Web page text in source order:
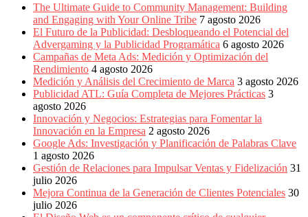
Creatividad,
SEM,
Press,
RRPP,
Spots,
Comerciales,
Periodismo,
Revistas,
Magazines
BTL,
Periódicos
Producción
The Ultimate Guide to Community Management: Building
and Engaging with Your Online Tribe 7 agosto 2026
El Futuro de la Publicidad: Desbloqueando el Potencial del
Advergaming y la Publicidad Programática 6 agosto 2026
Campañas de Meta Ads: Medición y Optimización del
Rendimiento 4 agosto 2026
Medición y Análisis del Crecimiento de Marca 3 agosto 2026
Publicidad ATL: Guía Completa de Mejores Prácticas 3
agosto 2026
Innovación y Negocios: Estrategias para Fomentar la
Innovación en la Empresa 2 agosto 2026
Google Ads: Investigación y Planificación de Palabras Clave
1 agosto 2026
Gestión de Relaciones para Impulsar Ventas y Fidelización 31
julio 2026
Mejora Continua de la Generación de Clientes Potenciales 30
julio 2026